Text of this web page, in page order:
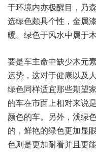
于环境内亦极醒目，乃
选绿色颇具个性，金属
暖。绿色于风水中属于
要是车主命中缺少木元
运势，这对于健康以及
绿色同样适宜那些期望
的车在市面上相对来说
颜色的车。另外，浅绿
的，鲜艳的绿色更加显
色则是更加耐看并且更能